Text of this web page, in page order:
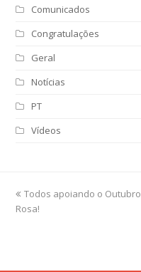
Comunicados
Congratulações
Geral
Notícias
PT
Vídeos
previous
post:
Todos apoiando o Outubro
Rosa!